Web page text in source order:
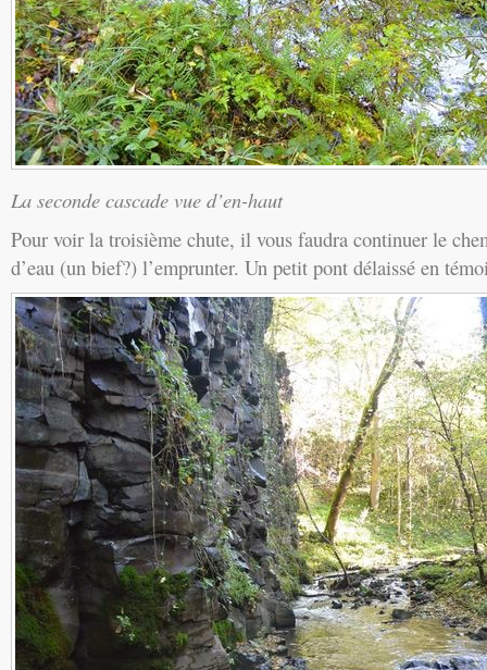
La seconde cascade vue d’en-haut
Pour voir la troisième chute, il vous faudra continuer le
d’eau (un bief?) l’emprunter. Un petit pont délaissé en